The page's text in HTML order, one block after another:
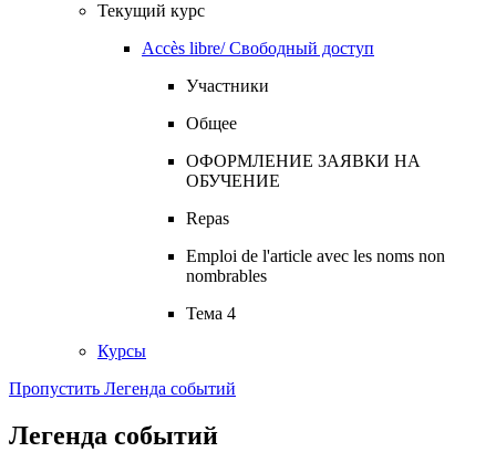
Текущий курс
Accès libre/ Свободный доступ
Участники
Общее
ОФОРМЛЕНИЕ ЗАЯВКИ НА
ОБУЧЕНИЕ
Repas
Emploi de l'article avec les noms non
nombrables
Тема 4
Курсы
Пропустить Легенда событий
Легенда событий